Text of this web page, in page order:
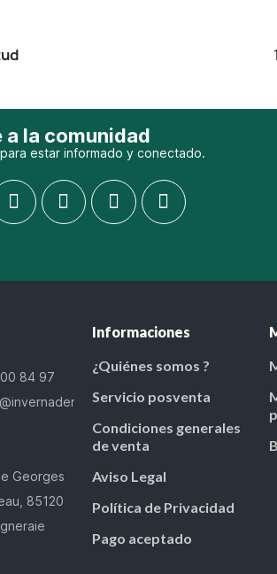
a la comunidad
estar informado y conectado.
84 97
Georges
85120
Informaciones
¿Quiénes somos ?
Servicio posventa
Condiciones generales
de venta
Aviso Legal
Política de Privacidad
Pago aceptado